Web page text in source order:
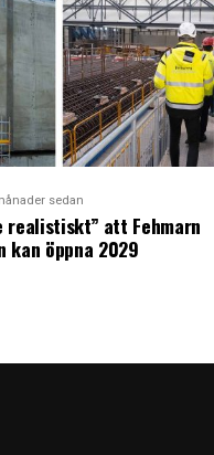
sedan
realistiskt” att Fehmarn
kan öppna 2029